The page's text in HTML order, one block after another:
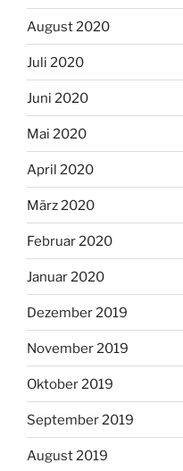
August 2020
Juli 2020
Juni 2020
Mai 2020
April 2020
März 2020
Februar 2020
Januar 2020
Dezember 2019
November 2019
Oktober 2019
September 2019
August 2019